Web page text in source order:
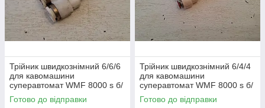
Трійник швидкознімний 6/6/6
для кавомашини
суперавтомат WMF 8000 s б/
у 1 шт.
Готово до відправки
Трійник швидкознімний 6/4/4
для кавомашини
суперавтомат WMF 8000 s б/
у 1 шт.
Готово до відправки